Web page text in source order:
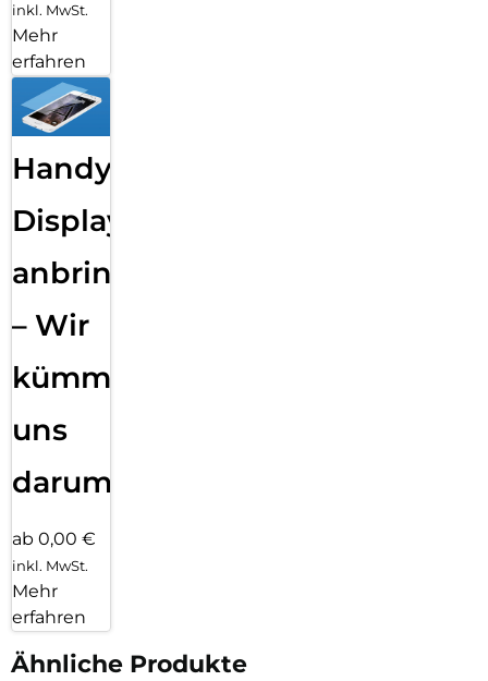
inkl. MwSt.
Mehr
erfahren
Handy
Displayfolie
anbringen
– Wir
kümmern
uns
darum!
ab 0,00 €
inkl. MwSt.
Mehr
erfahren
Ähnliche Produkte